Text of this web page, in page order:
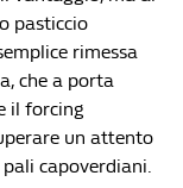
pasticcio
rimessa
che a porta
il forcing
un attento
capoverdiani.